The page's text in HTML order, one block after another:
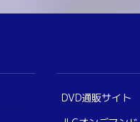
DVD通販サイト